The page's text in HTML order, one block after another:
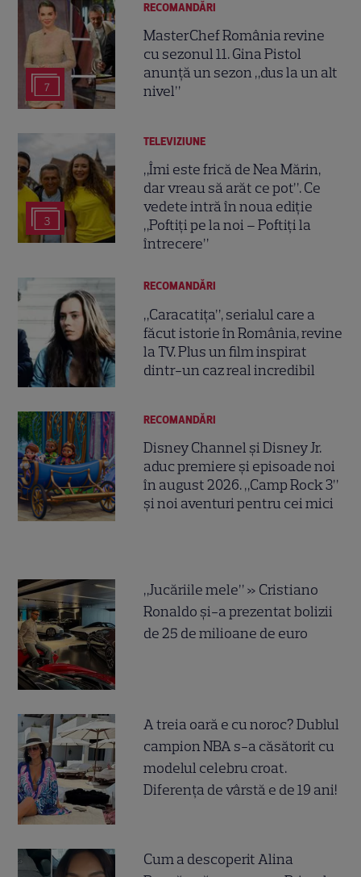
7
RECOMANDĂRI
MasterChef România revine
cu sezonul 11. Gina Pistol
anunță un sezon „dus la un alt
nivel”
3
TELEVIZIUNE
„Îmi este frică de Nea Mărin,
dar vreau să arăt ce pot”. Ce
vedete intră în noua ediție
„Poftiți pe la noi – Poftiți la
întrecere”
RECOMANDĂRI
„Caracatița”, serialul care a
făcut istorie în România, revine
la TV. Plus un film inspirat
dintr-un caz real incredibil
RECOMANDĂRI
Disney Channel și Disney Jr.
aduc premiere și episoade noi
în august 2026. „Camp Rock 3”
și noi aventuri pentru cei mici
„Jucăriile mele” » Cristiano
Ronaldo și-a prezentat bolizii
de 25 de milioane de euro
A treia oară e cu noroc? Dublul
campion NBA s-a căsătorit cu
modelul celebru croat.
Diferența de vârstă e de 19 ani!
Cum a descoperit Alina